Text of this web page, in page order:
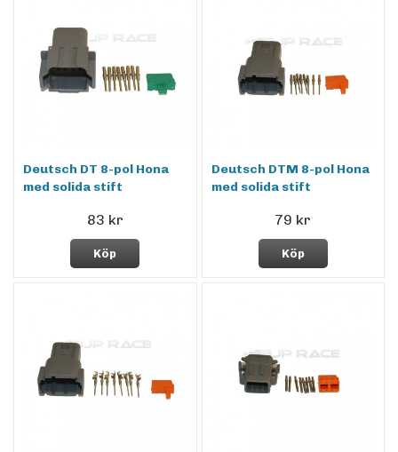
Deutsch DT 8-pol Hona
med solida stift
83 kr
Köp
Deutsch DTM 8-pol Hona
med solida stift
79 kr
Köp